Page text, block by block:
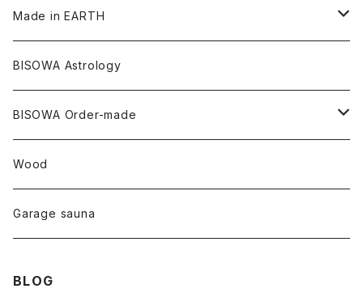
クォーツインクォーツ
タンザナイト
ムーンストーン
中国
アメリカ
キーホルダー
オーガニックコットン
HAZE 和蝋燭
縁キャンドル
陶器
大蝶恵美子
Tomoko Uemura Art 麻炭陶器
Cosmic hemp
YUGEN GLASS
others
foods
オーガニックコットン
バンブー
オーガニックフリース
ヘアゴム
宇佐美聖子
Made in EARTH
Misakubo Japan
碧-AOI-の松葉天然酵母パン
Uwajima Japan
BISOWA Astrology
BISOWA Order-made
∞Seiko Usami∞
Wood
Garage sauna
BLOG